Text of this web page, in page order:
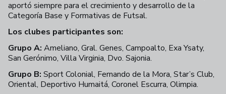
aportó siempre para el crecimiento y desarrollo de la
Categoría Base y Formativas de Futsal.
Los clubes participantes son:
Grupo A: Ameliano, Gral. Genes, Campoalto, Exa Ysaty,
San Gerónimo, Villa Virginia, Dvo. Sajonia.
Grupo B: Sport Colonial, Fernando de la Mora, Star’s Club,
Oriental, Deportivo Humaitá, Coronel Escurra, Olimpia.